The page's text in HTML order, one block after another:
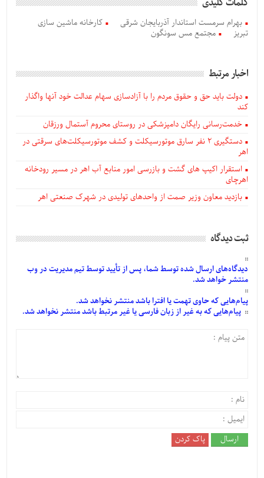
بهرام سرمست استاندار آذربایجان شرقی
کارخانه ماشین سازی
تبریز
مجتمع مس سونگون
اخبار مرتبط
دولت باید حق و حقوق مردم را با آزادسازی سهام عدالت خود آنها واگذار
کند
خدمت‌رسانی رایگان دامپزشکی در روستای محروم آستمال ورزقان
دستگيری ۲ نفر سارق موتورسیکلت و کشف موتورسیکلت‌های سرقتی در
اهر
استقرار اکیپ های گشت و بازرسی امور منابع آب اهر در مسیر رودخانه
اهرچای
بازدید معاون وزیر صمت از واحدهای تولیدی در شهرک صنعتی اهر
ثبت دیدگاه
دیدگاه‌هایارسالشدهتوسط شما، پس ازتأییدتوسط تیم مدیریت در وب
منتشر خواهد شد.
پیام‌هاییکه حاوی تهمت یا افترا باشد منتشر نخواهد شد.
پیام‌هاییکه به غیر از زبان فارسی یا غیر مرتبط باشد منتشر نخواهد شد.